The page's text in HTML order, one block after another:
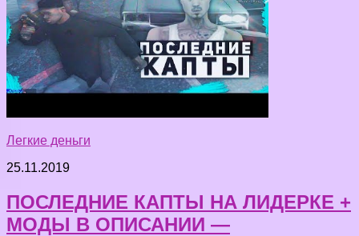
Легкие деньги
25.11.2019
ПОСЛЕДНИЕ КАПТЫ НА ЛИДЕРКЕ +
МОДЫ В ОПИСАНИИ —